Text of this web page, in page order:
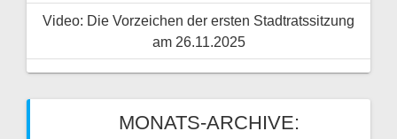
Video: Die Vorzeichen der ersten Stadtratssitzung
am 26.11.2025
MONATS-ARCHIVE: